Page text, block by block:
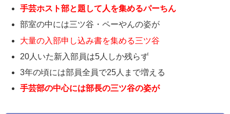
手芸ホスト部と題して人を集めるパーちん
部室の中には三ツ谷・ペーやんの姿が
大量の入部申し込み書を集める三ツ谷
20人いた新入部員は5人しか残らず
3年の頃には部員全員で25人まで増える
手芸部の中心には部長の三ツ谷の姿が